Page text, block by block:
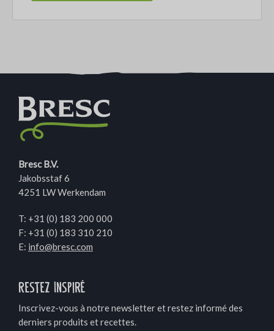
Bresc B.V.
Jakobsstaf 6
4251 LW Werkendam
T: +31 (0) 183 200 000
F: +31 (0) 183 310 210
E: info@bresc.com
Restez Inspiré
Inscrivez-vous à notre newsletter et restez informé des
derniers produits et recettes.